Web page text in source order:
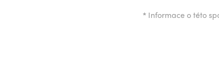
* Informace o této